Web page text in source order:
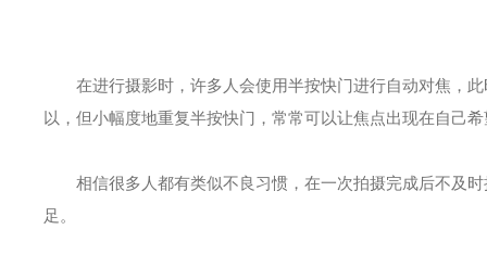
在进行摄影时，许多人会使用半按快门进行自动对焦，此
以，但小幅度地重复半按快门，常常可以让焦点出现在自己
相信很多人都有类似不良习惯，在一次拍摄完成后不及时
足。